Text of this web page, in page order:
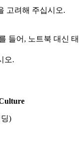
고려해 주십시오.
들어, 노트북 대신 태
오.
)